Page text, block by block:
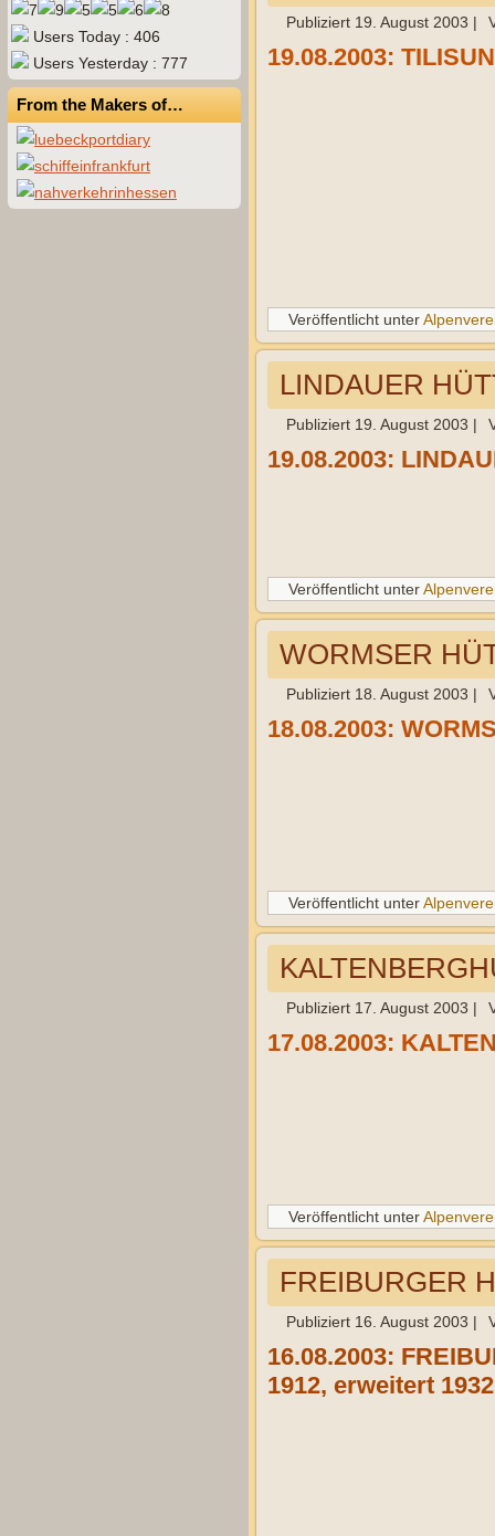
Users Today : 406
Users Yesterday : 777
From the Makers of…
Publiziert 19. August 2003 |
19.08.2003:
Veröffentlicht unter
LINDAUER
Publiziert 19. August 2003 |
19.08.2003:
Veröffentlicht unter
WORMSER
Publiziert 18. August 2003 |
18.08.2003:
Veröffentlicht unter
Publiziert 17. August 2003 |
17.08.2003:
Veröffentlicht unter
FREIBURGER
Publiziert 16. August 2003 |
16.08.2003:
1912, erweitert